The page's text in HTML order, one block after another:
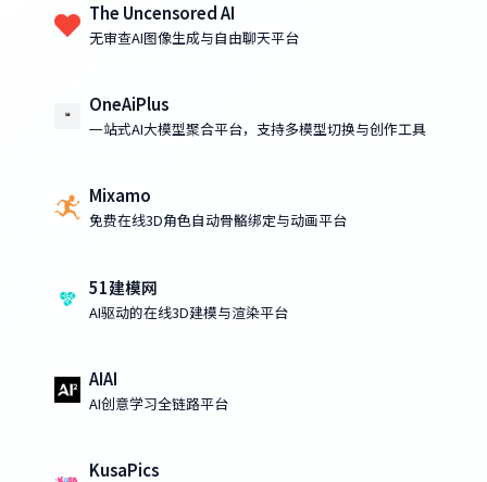
The Uncensored AI
无审查AI图像生成与自由聊天平台
OneAiPlus
一站式AI大模型聚合平台，支持多模型切换与创作工具
Mixamo
免费在线3D角色自动骨骼绑定与动画平台
51建模网
AI驱动的在线3D建模与渲染平台
AIAI
AI创意学习全链路平台
KusaPics